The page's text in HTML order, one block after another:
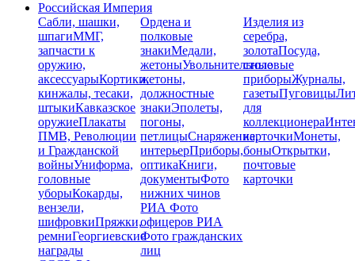
Российская Империя
Сабли, шашки,
шпагиММГ,
запчасти к
оружию,
аксессуарыКортики,
кинжалы, тесаки,
штыкиКавказское
оружиеПлакаты
ПМВ, Революции
и Гражданской
войныУниформа,
головные
уборыКокарды,
вензели,
шифровкиПряжки,
ремниГеоргиевские
награды
Ордена и
полковые
знакиМедали,
жетоныУвольнительные
жетоны,
должностные
знакиЭполеты,
погоны,
петлицыСнаряжение,
интерьерПриборы,
оптикаКниги,
документыФото
нижних чинов
РИАФото
офицеров РИА
Фото гражданских
лиц
Изделия из
серебра,
золотаПосуда,
столовые
приборыЖурналы,
газетыПуговицы
для
коллекционера
карточкиМонеты,
боныОткрытки,
почтовые
карточки